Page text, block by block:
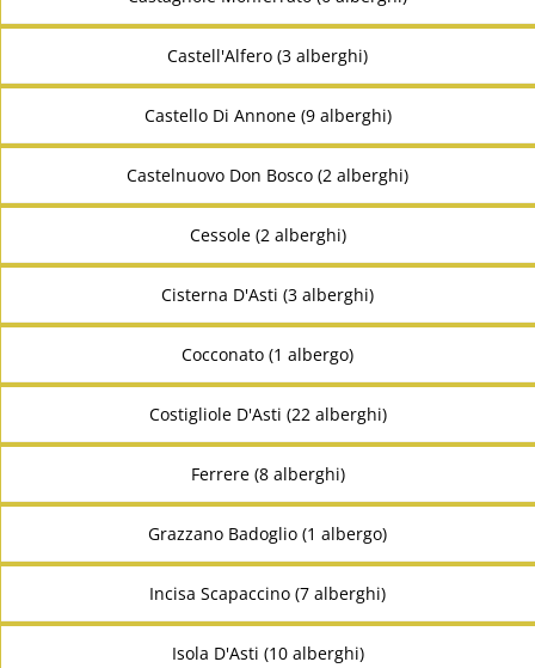
Castell'Alfero (3 alberghi)
Castello Di Annone (9 alberghi)
Castelnuovo Don Bosco (2 alberghi)
Cessole (2 alberghi)
Cisterna D'Asti (3 alberghi)
Cocconato (1 albergo)
Costigliole D'Asti (22 alberghi)
Ferrere (8 alberghi)
Grazzano Badoglio (1 albergo)
Incisa Scapaccino (7 alberghi)
Isola D'Asti (10 alberghi)